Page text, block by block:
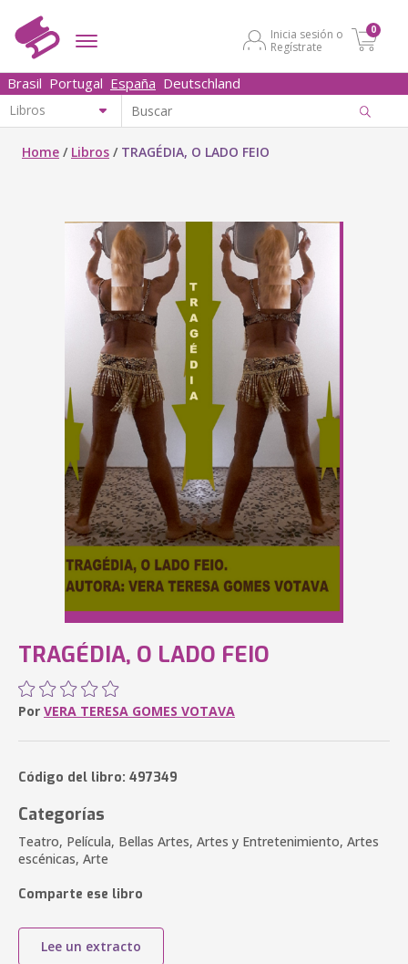
Inicia sesión o
Regístrate
0
Brasil Portugal España Deutschland
Home / Libros / TRAGÉDIA, O LADO FEIO
TRAGÉDIA, O LADO FEIO
Por VERA TERESA GOMES VOTAVA
Código del libro: 497349
Categorías
Teatro, Película, Bellas Artes, Artes y Entretenimiento, Artes
escénicas, Arte
Comparte ese libro
Lee un extracto